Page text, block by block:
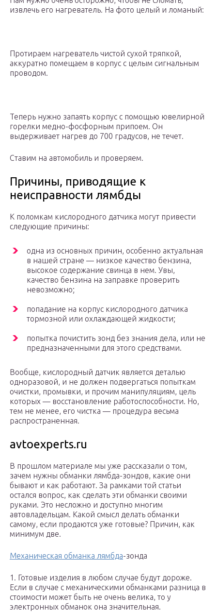
извлечь его нагреватель. На фото целый и ломаный:
Протираем нагреватель чистой сухой тряпкой,
аккуратно помещаем в корпус с целым сигнальным
проводом.
Теперь нужно запаять корпус с помощью ювелирной
горелки медно-фосфорным припоем. Он
выдерживает нагрев до 700 градусов, не течет.
Ставим на автомобиль и проверяем.
Причины, приводящие к
неисправности лямбды
К поломкам кислородного датчика могут привести
следующие причины:
одна из основных причин, особенно актуальная
в нашей стране — низкое качество бензина,
высокое содержание свинца в нем. Увы,
качество бензина на заправке проверить
невозможно;
попадание на корпус кислородного датчика
тормозной или охлаждающей жидкости;
попытка почистить зонд без знания дела, или не
предназначенными для этого средствами.
Вообще, кислородный датчик является деталью
одноразовой, и не должен подвергаться попыткам
очистки, промывки, и прочим манипуляциям, цель
которых — восстановление работоспособности. Но,
тем не менее, его чистка — процедура весьма
распространенная.
avtoexperts.ru
В прошлом материале мы уже рассказали о том,
зачем нужны обманки лямбда-зондов, какие они
бывают и как работают. За рамками той статьи
остался вопрос, как сделать эти обманки своими
руками. Это несложно и доступно многим
автовладельцам. Какой смысл делать обманки
самому, если продаются уже готовые? Причин, как
минимум две.
Механическая обманка лямбда-зонда
1. Готовые изделия в любом случае будут дороже.
Если в случае с механическими обманками разница в
стоимости может быть не очень велика, то у
электронных обманок она значительная.